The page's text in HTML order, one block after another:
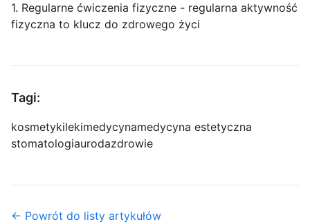
1. Regularne ćwiczenia fizyczne - regularna aktywność
fizyczna to klucz do zdrowego życi
Tagi:
kosmetykilekimedycynamedycyna estetyczna
stomatologiaurodazdrowie
← Powrót do listy artykułów